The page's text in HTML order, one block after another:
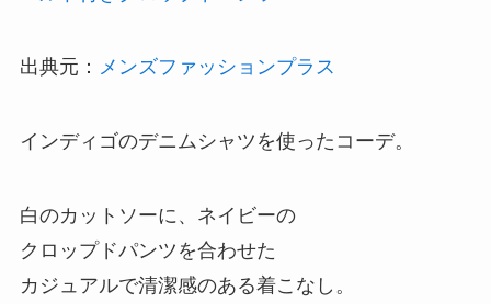
出典元： メンズファッションプラス
インディゴのデニムシャツを使ったコーデ。
白のカットソーに、ネイビーの
クロップドパンツを合わせた
カジュアルで清潔感のある着こなし。